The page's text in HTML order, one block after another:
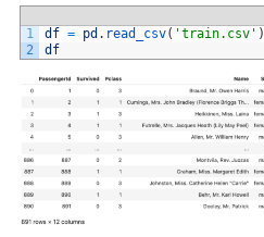
1
2
df = pd . read_csv( 'train.csv' )
df